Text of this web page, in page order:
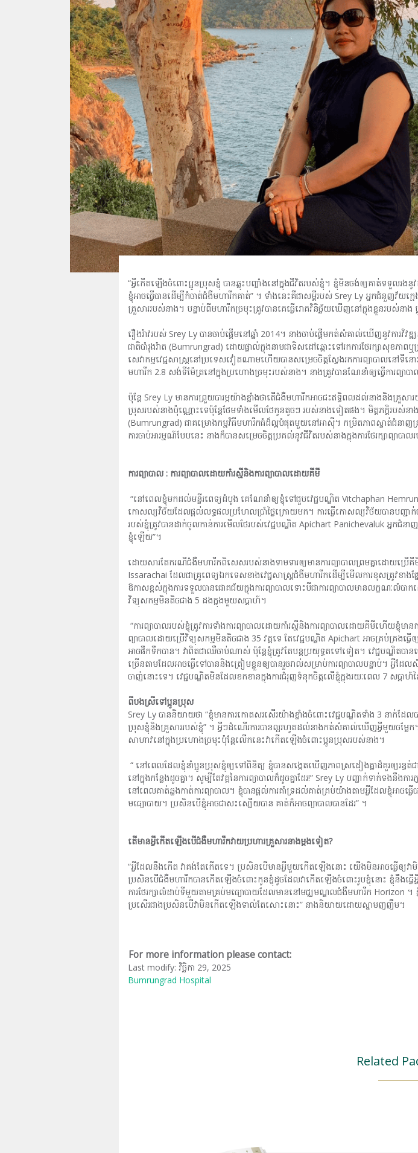
“អ្វីកើតឡើងចំពោះប្អូនប្រុសខ្ញុំ បានឆ្លុះបញ្ចាំងនៅក្នុងជីវិតរបស់ខ្ញុំ។ ខ្ញុំមិនចង់ឲ្យគាត់ទទួលរង
ខ្ញុំអាចធ្វើបានដើម្បីកំចាត់ជំងឺមហារីកគាត់” ។ ទាំងនេះគឺជាសម្ដីរបស់ Srey Ly អ្នកជំនួញ
គ្រួសាររបស់នាង។ បន្ទាប់ពីមហារីកច្រមុះត្រូវបានគេធ្វើរោគវិនិច្ឆ័យឃើញនៅក្នុងខ្លួនរបស់នាង
រឿងរ៉ាវរបស់ Srey Ly បានចាប់ផ្តើមនៅឆ្នាំ 2014។ នាងចាប់ផ្តើមកត់សំគាល់ឃើញនូវការវិវ
ជាតិបាំរុងរ៉ាត (Bumrungrad) ដោយផ្ទាល់ក្នុងនាមជាទិសដៅឆ្ពោះទៅរកការថែរក្សាសុខភាព
សេវាកម្មវេជ្ជសាស្រ្តនៅប្រទេសវៀតណាមហើយបានសម្រេចចិត្តស្វែងរកការព្យាបាលន
មហារីក 2.8 សង់ទីម៉ែត្រនៅក្នុងប្រហោងច្រមុះរបស់នាង។ នាងត្រូវបានណែនាំឲ្យធ្វើការព្យាបា
ប៉ុន្តែ Srey Ly មានការព្រួយបារម្ភយ៉ាងខ្លាំងថាតើជំងឺមហារីកអាចជះឥទ្ធិពលដល់នាងនិងគ្រួ
ប្រុសរបស់នាងប៉ុណ្ណោះទេប៉ុន្តែថែមទាំងមើលថែកូនតូចៗ របស់នាងទៀតផង។ មិត្តភក្ដិរបស់នាង
(Bumrungrad) ជាគម្រោងកម្មវិធីមហារីកធំដ៏ល្អបំផុតមួយនៅអាស៊ី។ កម្រិតភាពស្ទាត់ជំនាញ
ការចាប់អារម្មណ៍បែបនេះ នាងក៏បានសម្រេចចិត្តប្រគល់នូវជីវិតរបស់នាងក្នុងការថែរក្សាព្យាបាល
ការព្យាបាល : ការព្យាបាលដោយកាំរស្មីនិងការព្យាបាលដោយគីមី
“នៅពេលខ្ញុំមកដល់មន្ទីរពេទ្យដំបូង គេណែនាំឲ្យខ្ញុំទៅជួបវេជ្ជបណ្ឌិត Vitchaphan
កោសល្យវិច័យដែលផ្តល់លទ្ធផលប្រហែលប្រាំថ្ងៃក្រោយមក។ ការធ្វើកោសល្យវិច័យបានបញ្ជាក់ថ
របស់ខ្ញុំត្រូវបានដាក់ចូលកាន់ការមើលថែរបស់វេជ្ជបណ្ឌិត Apichart Panichevaluk អ្នកជំនា
ខ្ញុំឡើយ”។ ​
ដោយសារតែករណីជំងឺមហារីកពិសេសរបស់នាងទាមទារឲ្យមានការព្យាបាលព្រមគ្នាដោយប្រើគី
Issarachai ដែលជាគ្រូពេទ្យឯកទេសខាងវេជ្ជសាស្ត្រជំងឺមហារីកដើម្បីមើលការខុសត្រូវខាងផ្ន
ឱកាសខ្ពស់ក្នុងការទទួលបានជោគជ័យក្នុងការព្យាបាលទោះបីជាការព្យាបាលមានលក្ខណៈលំប
វិទ្យុសកម្មមិនតិចជាង 5 ដងក្នុងមួយសប្តាហ៍។
“ការព្យាបាលរបស់ខ្ញុំត្រូវការទាំងការព្យាបាលដោយកាំរស្មីនិងការព្យាបាលដោយគីមីហើយខ្ញុំមាន
ព្យាបាលដោយប្រើវិទ្យុសកម្មមិនតិចជាង 35 វគ្គទេ តែវេជ្ជបណ្ឌិត Apichart អាចគ្រប់គ្រងធ្
អាចផឹកទឹកបាន។ វាពិតជាឈឺចាប់ណាស់ ប៉ុន្តែខ្ញុំត្រូវតែបន្តប្រយុទ្ធតទៅទៀត។ វេជ្ជបណ្ឌិតបាន
ច្រើនតាមដែលអាចធ្វើទៅបាននិងត្រៀមខ្លួនឲ្យបានរួចរាល់សម្រាប់ការព្យាបាលបន្ទាប់។ អ្
ចាញ់នោះទេ។ វេជ្ជបណ្ឌិតមិនដែលខកខានក្នុងការជំរុញទំនុកចិត្តលើខ្ញុំក្នុងរយៈពេល 7 សប្តាហ៍
ពីបងស្រីទៅប្អូនប្រុស
Srey Ly បាននិយាយថា “ខ្ញុំមានការកោតសរសើរយ៉ាងខ្លាំងចំពោះវេជ្ជបណ្ឌិតទាំង 3 នាក់ដ
ប្រុសខ្ញុំនិងគ្រួសាររបស់ខ្ញុំ” ។ អ្វីៗដំណើរការបានល្អរហូតដល់នាងកត់សំគាល់ឃើញអ្វីមួយច
សាហាវនៅក្នុងប្រហោងច្រមុះប៉ុន្តែលើកនេះវាកើតឡើងចំពោះប្អូនប្រុសរបស់នាង។
“ នៅពេលដែលខ្ញុំនាំប្អូនប្រុសខ្ញុំឲ្យទៅពិនិត្យ ខ្ញុំបានសង្កេតឃើញភាពស្រដៀងគ្នាដ៏គួរឲ្យ
នៅក្នុងកន្លែងដូចគ្នា។ សូម្បីតែវគ្គនៃការព្យាបាលក៏ដូចគ្នាដែរ!” Srey Ly បញ្ជាក់ទាក់ទងនឹ
នៅពេលគាត់ឆ្លងកាត់ការព្យាបាល។ ខ្ញុំបានផ្តល់ការគាំទ្រដល់គាត់គ្រប់យ៉ាងតាមអ្វីដែលខ្ញុំអាចធ្
មធ្យោបាយ។ ប្រសិនបើខ្ញុំអាចជាសះស្បើយបាន គាត់ក៏អាចព្យាបាលបានដែរ” ។
តើមានអ្វីកើតឡើងបើជំងឺមហារីកវាយប្រហារគ្រួសារនាងម្តងទៀត?
“អ្វីដែលនឹងកើត វាគង់តែកើតទេ។ ប្រសិនបើមានអ្វីមួយកើតឡើងនោះ យើងមិនអាចធ្វើ
ប្រសិនបើជំងឺមហារីកបានកើតឡើងចំពោះកូនខ្ញុំដូចដែលវាកើតឡើងចំពោះរូបខ្ញុំនោះ ខ្ញុំនឹងធ្វើ
ការថែរក្សាលំដាប់ទីមួយតាមគ្រប់មធ្យោបាយដែលមាននៅមជ្ឈមណ្ឌលជំងឺមហារីក Horizon ។
ប្រសើរជាងប្រសិនបើវាមិនកើតឡើងទាល់តែសោះនោះ” នាងនិយាយដោយស្នាមញញឹម។
For more information please contact:
Last modify: វិច្ឆិកា 29, 2025
Bumrungrad Hospital
Related